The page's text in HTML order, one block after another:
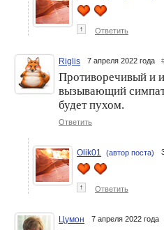
↑ Ответить
Riglis 7 апреля 2022 года
Противоречивый и
вызывающий
будет пухом.
Ответить
Olik01 (автор поста)
↑ Ответить
Цумон 7 апреля 2022 года